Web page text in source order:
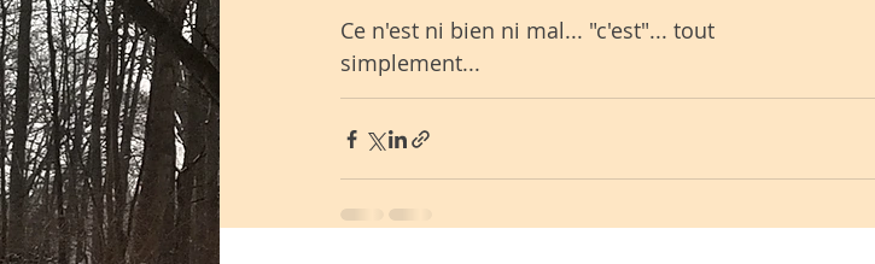
Ce n'est ni bien ni mal... "c'est"... tout
simplement...